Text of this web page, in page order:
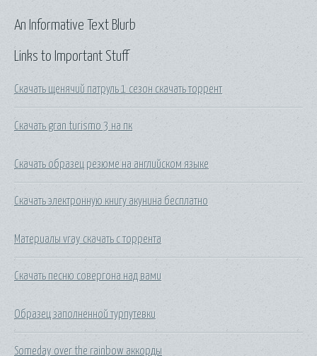
Links to Important Stuff
Скачать щенячий патруль 1 сезон скачать торрент
Скачать gran turismo 3 на пк
Скачать образец резюме на английском языке
Скачать электронную книгу акунина бесплатно
Материалы vray скачать с торрента
Скачать песню совергона над вами
Образец заполненной турпутевки
Someday over the rainbow аккорды
An Informative Text Blurb